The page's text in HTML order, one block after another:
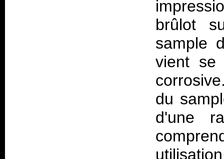
brûlot
sample
vient se
du
d'une